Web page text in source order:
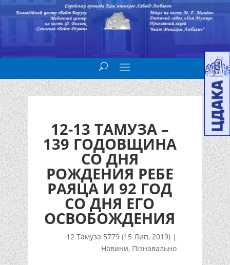
12-13 ТАМУЗА –
139 ГОДОВЩИНА
СО ДНЯ
РОЖДЕНИЯ РЕБЕ
РАЯЦА И 92 ГОД
СО ДНЯ ЕГО
ОСВОБОЖДЕНИЯ
12 Тамуза 5779 (15 Лип, 2019) |
Новини, Пізнавально